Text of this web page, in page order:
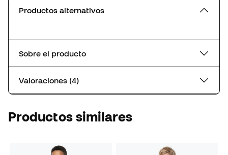
Productos alternativos
Sobre el producto
Valoraciones (4)
Productos similares